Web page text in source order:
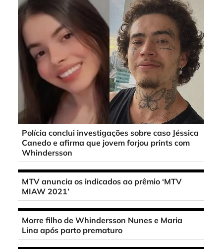
Polícia conclui investigações sobre caso Jéssica
Canedo e afirma que jovem forjou prints com
Whindersson
MTV anuncia os indicados ao prêmio ‘MTV
MIAW 2021’
Morre filho de Whindersson Nunes e Maria
Lina após parto prematuro